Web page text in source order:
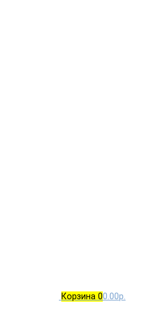
Корзина 00.00р.